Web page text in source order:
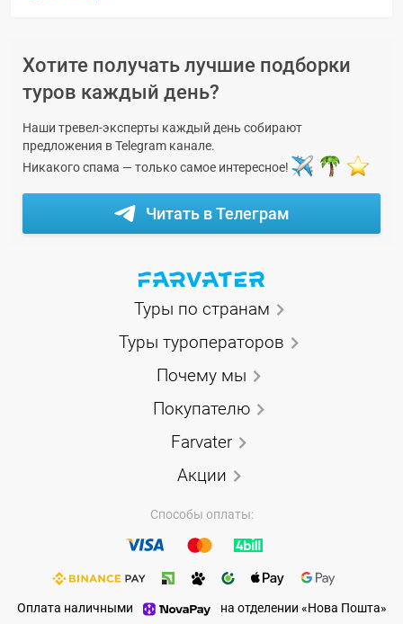
Хотите получать лучшие подборки
туров каждый день?
Наши тревел-эксперты каждый день собирают
предложения в Telegram канале.
Никакого спама — только самое интересное!
Читать в Телеграм
Туры по странам
Туры туроператоров
Почему мы
Покупателю
Farvater
Акции
Способы оплаты:
Оплата наличными на отделении «Нова Пошта»